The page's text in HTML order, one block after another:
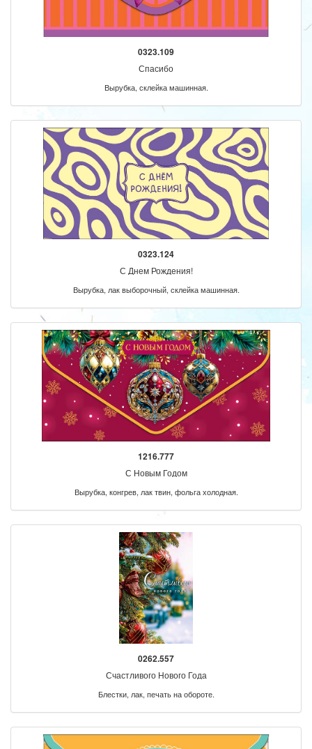
0323.109
Спасибо
Вырубка, склейка машинная.
0323.124
С Днем Рождения!
Вырубка, лак выборочный, склейка машинная.
1216.777
С Новым Годом
Вырубка, конгрев, лак твин, фольга холодная.
0262.557
Счастливого Нового Года
Блестки, лак, печать на обороте.